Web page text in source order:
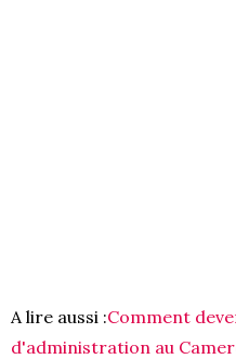
A lire aussi :Comment
d'administration au